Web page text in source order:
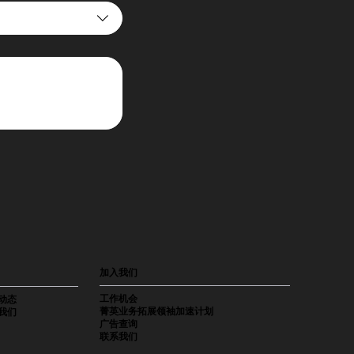
态
们
加入我们
工作机会
菁英业务拓展领袖加速计划
广告查询
联系我们